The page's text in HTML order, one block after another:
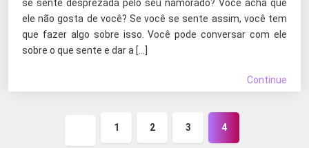
se sente desprezada pelo seu namorado? Você acha que
ele não gosta de você? Se você se sente assim, você tem
que fazer algo sobre isso. Você pode conversar com ele
sobre o que sente e dar a […]
Continue
Página
1 2 3 4